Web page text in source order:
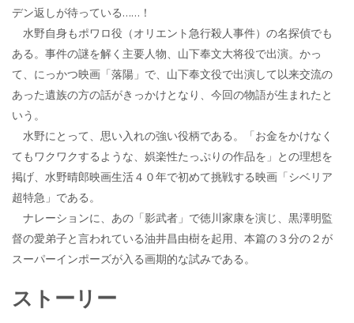
デン返しが待っている……！
水野自身もポワロ役（オリエント急行殺人事件）の名探偵でも
ある。事件の謎を解く主要人物、山下奉文大将役で出演。かっ
て、にっかつ映画「落陽」で、山下奉文役で出演して以来交流の
あった遺族の方の話がきっかけとなり、今回の物語が生まれたと
いう。
水野にとって、思い入れの強い役柄である。「お金をかけなく
てもワクワクするような、娯楽性たっぷりの作品を」との理想を
掲げ、水野晴郎映画生活４０年で初めて挑戦する映画「シベリア
超特急」である。
ナレーションに、あの「影武者」で徳川家康を演じ、黒澤明監
督の愛弟子と言われている油井昌由樹を起用、本篇の３分の２が
スーパーインポーズが入る画期的な試みである。
ストーリー